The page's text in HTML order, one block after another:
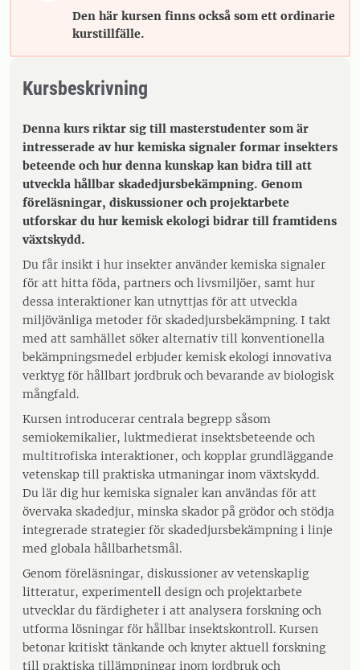
Den här kursen finns också som ett ordinarie
kurstillfälle.
Kursbeskrivning
Denna kurs riktar sig till masterstudenter som är
intresserade av hur kemiska signaler formar insekters
beteende och hur denna kunskap kan bidra till att
utveckla hållbar skadedjursbekämpning. Genom
föreläsningar, diskussioner och projektarbete
utforskar du hur kemisk ekologi bidrar till framtidens
växtskydd.
Du får insikt i hur insekter använder kemiska signaler
för att hitta föda, partners och livsmiljöer, samt hur
dessa interaktioner kan utnyttjas för att utveckla
miljövänliga metoder för skadedjursbekämpning. I takt
med att samhället söker alternativ till konventionella
bekämpningsmedel erbjuder kemisk ekologi innovativa
verktyg för hållbart jordbruk och bevarande av biologisk
mångfald.
Kursen introducerar centrala begrepp såsom
semiokemikalier, luktmedierat insektsbeteende och
multitrofiska interaktioner, och kopplar grundläggande
vetenskap till praktiska utmaningar inom växtskydd.
Du lär dig hur kemiska signaler kan användas för att
övervaka skadedjur, minska skador på grödor och stödja
integrerade strategier för skadedjursbekämpning i linje
med globala hållbarhetsmål.
Genom föreläsningar, diskussioner av vetenskaplig
litteratur, experimentell design och projektarbete
utvecklar du färdigheter i att analysera forskning och
utforma lösningar för hållbar insektskontroll. Kursen
betonar kritiskt tänkande och knyter aktuell forskning
till praktiska tillämpningar inom jordbruk och